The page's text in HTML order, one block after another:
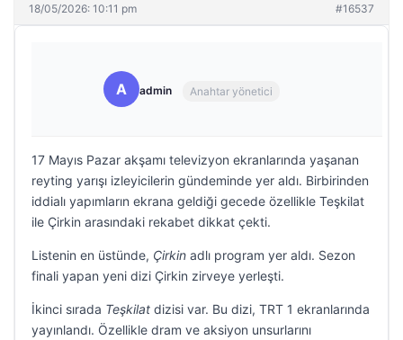
18/05/2026: 10:11 pm #16537
A admin Anahtar yönetici
17 Mayıs Pazar akşamı televizyon ekranlarında yaşanan
reyting yarışı izleyicilerin gündeminde yer aldı. Birbirinden
iddialı yapımların ekrana geldiği gecede özellikle Teşkilat
ile Çirkin arasındaki rekabet dikkat çekti.
Listenin en üstünde, Çirkin adlı program yer aldı. Sezon
finali yapan yeni dizi Çirkin zirveye yerleşti.
İkinci sırada Teşkilat dizisi var. Bu dizi, TRT 1 ekranlarında
yayınlandı. Özellikle dram ve aksiyon unsurlarını